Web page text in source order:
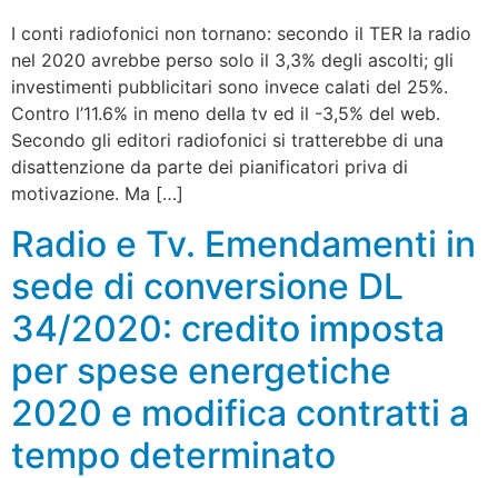
I conti radiofonici non tornano: secondo il TER la radio
nel 2020 avrebbe perso solo il 3,3% degli ascolti; gli
investimenti pubblicitari sono invece calati del 25%.
Contro l’11.6% in meno della tv ed il -3,5% del web.
Secondo gli editori radiofonici si tratterebbe di una
disattenzione da parte dei pianificatori priva di
motivazione. Ma […]
Radio e Tv. Emendamenti in
sede di conversione DL
34/2020: credito imposta
per spese energetiche
2020 e modifica contratti a
tempo determinato